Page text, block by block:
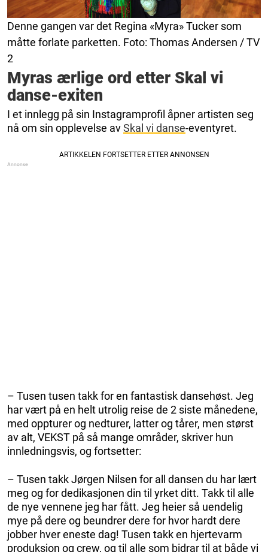
Denne gangen var det Regina «Myra» Tucker som
måtte forlate parketten. Foto: Thomas Andersen / TV
2
Myras ærlige ord etter Skal vi
danse-exiten
I et innlegg på sin Instagramprofil åpner artisten seg
nå om sin opplevelse avSkal vi danse-eventyret.
– Tusen tusen takk for en fantastisk dansehøst. Jeg
har vært på en helt utrolig reise de 2 siste månedene,
med oppturer og nedturer, latter og tårer, men størst
av alt, VEKST på så mange områder, skriver hun
innledningsvis, og fortsetter:
– Tusen takk Jørgen Nilsen for all dansen du har lært
meg og for dedikasjonen din til yrket ditt. Takk til alle
de nye vennene jeg har fått. Jeg heier så uendelig
mye på dere og beundrer dere for hvor hardt dere
jobber hver eneste dag! Tusen takk en hjertevarm
produksjon og crew, og til alle som bidrar til at både vi